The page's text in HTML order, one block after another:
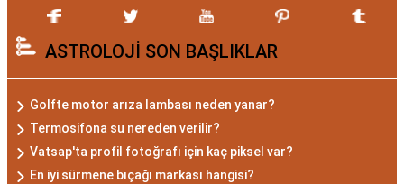
Akrep burcu, astrolojide 23 Ekim ile 21 Kasım
tarihleri arasında doğanları ifade eder. Bu
dönemde doğan bireyler genellikle gizemli ve derin
düşünce yapısına sahiptir. Akrep burcunun temel
özellikleri arasında kararlılık, cesaret ve tutku
bulunur. Akrepler, hedeflerine ulaşmak için
kararlılıkla çalışan bireylerdir. Aynı zamanda,
ASTROLOJİ SON BAŞLIKLAR
Golfte motor arıza lambası neden yanar?
Termosifona su nereden verilir?
Vatsap'ta profil fotoğrafı için kaç piksel var?
En iyi sürmene bıçağı markası hangisi?